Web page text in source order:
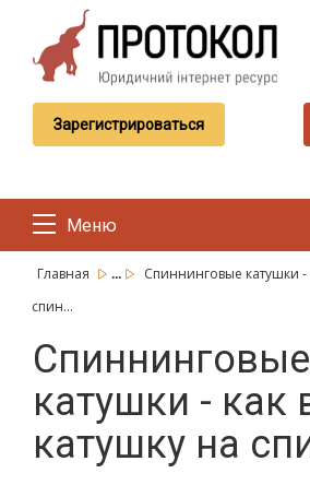
Зарегистрироваться
Меню
Главная ...
Спиннинговые катушки -
спин...
Спиннинговые
катушки - как
катушку на